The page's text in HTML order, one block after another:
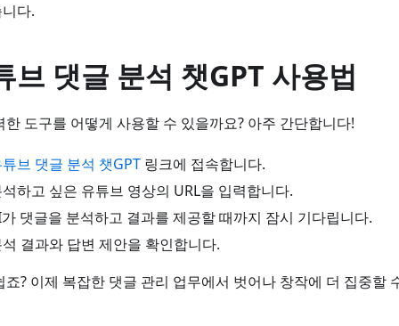
다.
브 댓글 분석 챗GPT 사용법
한 도구를 어떻게 사용할 수 있을까요? 아주 간단합니다!
브 댓글 분석 챗GPT 링크에 접속합니다.
하고 싶은 유튜브 영상의 URL을 입력합니다.
댓글을 분석하고 결과를 제공할 때까지 잠시 기다립니다.
결과와 답변 제안을 확인합니다.
죠? 이제 복잡한 댓글 관리 업무에서 벗어나 창작에 더 집중할